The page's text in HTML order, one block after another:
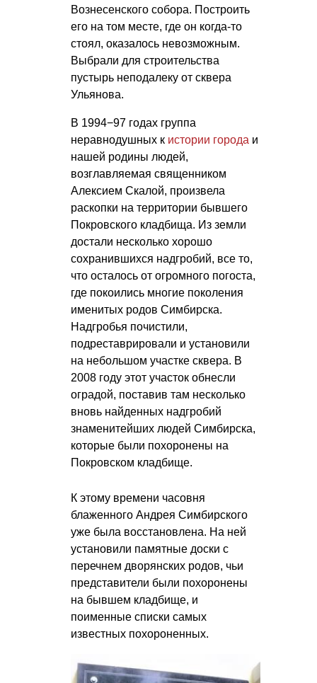
Вознесенского собора. Построить
его на том месте, где он когда-то
стоял, оказалось невозможным.
Выбрали для строительства
пустырь неподалеку от сквера
Ульянова.
В 1994−97 годах группа
неравнодушных к истории города и
нашей родины людей,
возглавляемая священником
Алексием Скалой, произвела
раскопки на территории бывшего
Покровского кладбища. Из земли
достали несколько хорошо
сохранившихся надгробий, все то,
что осталось от огромного погоста,
где покоились многие поколения
именитых родов Симбирска.
Надгробья почистили,
подреставрировали и установили
на небольшом участке сквера. В
2008 году этот участок обнесли
оградой, поставив там несколько
вновь найденных надгробий
знаменитейших людей Симбирска,
которые были похоронены на
Покровском кладбище.
К этому времени часовня
блаженного Андрея Симбирского
уже была восстановлена. На ней
установили памятные доски с
перечнем дворянских родов, чьи
представители были похоронены
на бывшем кладбище, и
поименные списки самых
известных похороненных.